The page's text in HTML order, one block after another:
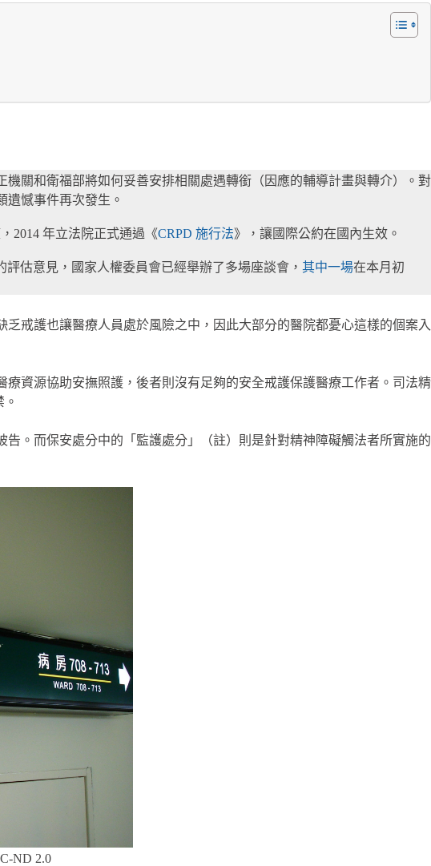
關和衛福部將如何妥善安排相關處遇轉銜（因應的輔導計畫與轉介）。對
遺憾事件再次發生。
2014 年立法院正式通過《CRPD 施行法》，讓國際公約在國內生效。
估意見，國家人權委員會已經舉辦了多場座談會， 其中一場在本月初
乏戒護也讓醫療人員處於風險之中，因此大部分的醫院都憂心這樣的個案入
資源協助安撫照護，後者則沒有足夠的安全戒護保護醫療工作者。司法精
告。而保安處分中的「監護處分」（註）則是針對精神障礙觸法者所實施的
ND 2.0